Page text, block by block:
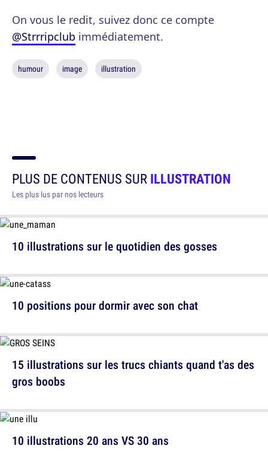
On vous le redit, suivez donc ce compte
@Strrripclub immédiatement.
humour image illustration
PLUS DE CONTENUS SURILLUSTRATION
Les plus lus par nos lecteurs
10 illustrations sur le quotidien des gosses
15 illustrations sur les trucs chiants quand t'as des
gros boobs
10 positions pour dormir avec son chat
10 illustrations 20 ans VS 30 ans